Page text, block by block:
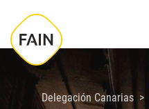
este
sitio
Delegación Canarias